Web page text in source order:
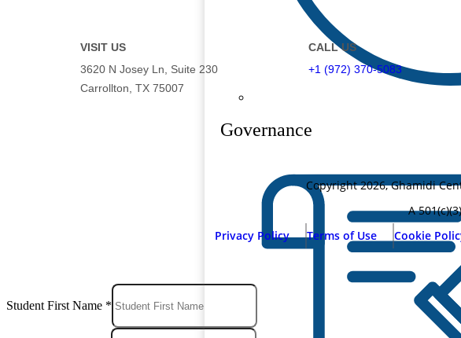
Governance
VISIT US
3620 N Josey Ln, Suite 230
Carrollton, TX 75007
CALL US
+1 (972) 370-5083
Copyright2026, Ghamidi
A
Privacy Policy
Terms of Use Cookie
Student First Name *